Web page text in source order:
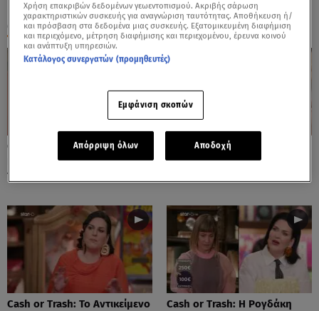
ΟΛΑ ΤΑ ΒΙΝΤΕΟ
Cash or Trash: Η Μάρω
Κοντού Δημοπράτησε Πίνακά
Της!
Cash or Trash: Το Αντικείμενο
Που Ενθουσίασε Τη Χιωτίνη
Cash or Trash: Το Αντικείμενο
Cash or Trash: Η Ρογδάκη
Χρήση επακριβών δεδομένων γεωεντοπισμού. Ακριβής σάρωση
χαρακτηριστικών συσκευής για αναγνώριση ταυτότητας. Αποθήκευση ή/
και πρόσβαση στα δεδομένα μιας συσκευής. Εξατομικευμένη διαφήμιση
και περιεχόμενο, μέτρηση διαφήμισης και περιεχομένου, έρευνα κοινού
και ανάπτυξη υπηρεσιών.
Κατάλογος συνεργατών (προμηθευτές)
Εμφάνιση σκοπών
Απόρριψη όλων Αποδοχή